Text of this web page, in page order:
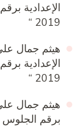
الإعدادية
2019 “
هيثم جمالعلى
الإعدادية
2019 “
هيثم جمالعلى
برقم الجلوس